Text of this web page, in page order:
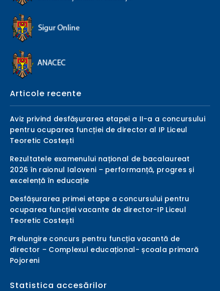
Articole recente
Aviz privind desfășurarea etapei a II-a a concursului
pentru ocuparea funcției de director al IP Liceul
Teoretic Costești
Rezultatele examenului național de bacalaureat
2026 în raionul Ialoveni – performanță, progres și
excelență în educație
Desfășurarea primei etape a concursului pentru
ocuparea funcției vacante de director-IP Liceul
Teoretic Costești
Prelungire concurs pentru funcția vacantă de
director – Complexul educațional- școala primară
Pojoreni
Statistica accesărilor